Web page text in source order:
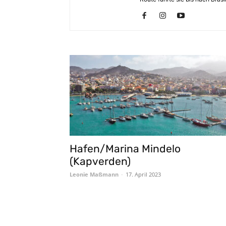
Hafen/Marina Mindelo
(Kapverden)
Leonie Maßmann - 17. April 2023